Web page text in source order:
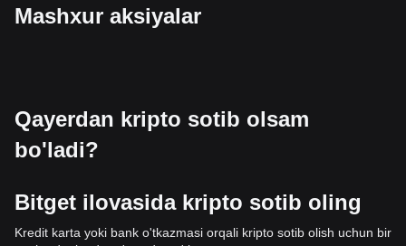
Mashxur aksiyalar
Qayerdan kripto sotib olsam
bo'ladi?
Bitget ilovasida kripto sotib oling
Kredit karta yoki bank o'tkazmasi orqali kripto sotib olish uchun bir